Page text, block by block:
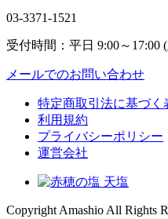
03-3371-1521
受付時間：平日 9:00～17:00
メールでのお問い合わせ
特定商取引法に基づく
利用規約
プライバシーポリシー
運営会社
Copyright Amashio All Rights